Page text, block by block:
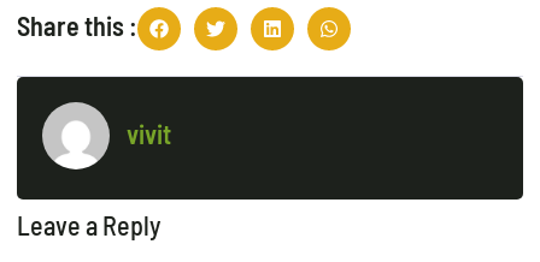
Share this :
vivit
Leave a Reply